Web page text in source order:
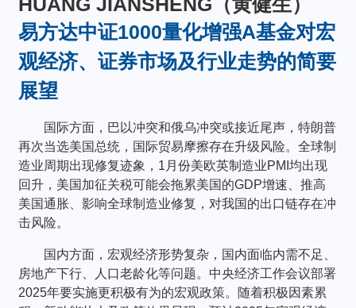
指数专区
FOF
个人养老金
投资顾问
关于我们
我的账户
HUANG JIANSHENG（黄健生）
易方达中证1000量化增强A基金对宏
观经济、证券市场及行业走势的简要
展望
国际方面，巴以冲突和俄乌冲突或接近尾声，特朗普
再次当选美国总统，国际贸易摩擦存在升级风险。全球制
造业周期出现修复迹象，1月份美欧英制造业PMI均出现
回升，美国加征关税可能会拖累美国的GDP增速、推高
美国通胀、影响全球制造业修复，对我国的出口链存在冲
击风险。
国内方面，宏观经济形势复杂，国内面临内需不足、
房地产下行、人口老龄化等问题。中央经济工作会议部署
2025年要实施更积极有为的宏观政策。随着积极因素累